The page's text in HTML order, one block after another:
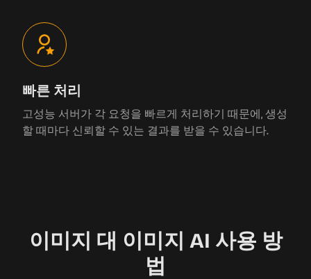
빠른 처리
고성능 서버가 각 요청을 빠르게 처리하기 때문에, 생성
할 때마다 신뢰할 수 있는 결과를 받을 수 있습니다.
이미지 대 이미지 AI 사용 방
법